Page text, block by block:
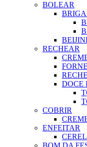
BOLEAR
RECHEAR
DOCE
COBRIR
ENFEITAR
BOM DA